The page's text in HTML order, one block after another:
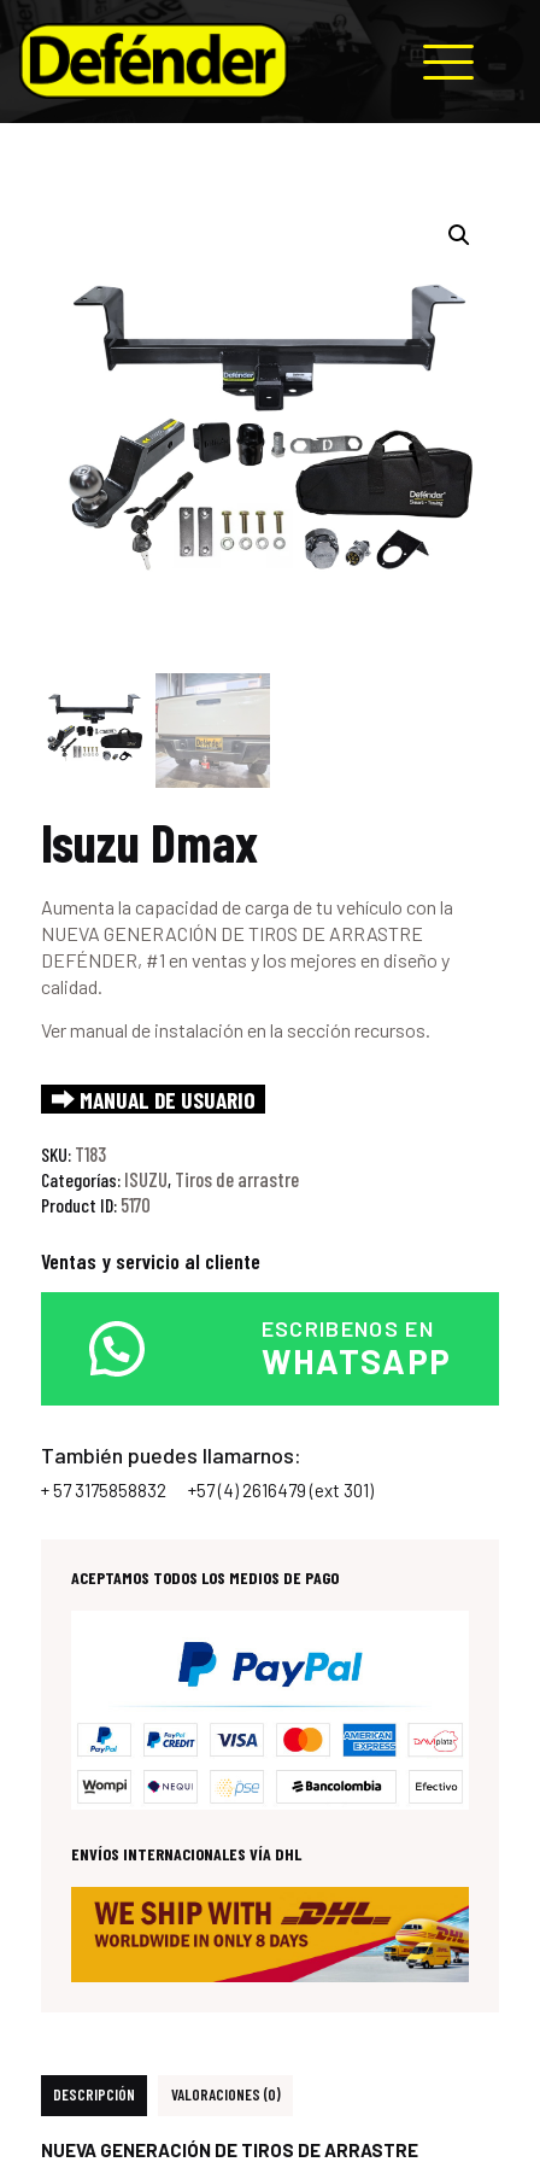
RECURSOS
BLOG
CONTACTO
Isuzu Dmax
Aumenta la capacidad de carga de tu vehículo con la
NUEVA GENERACIÓN DE TIROS DE ARRASTRE
DEFÉNDER, #1 en ventas y los mejores en diseño y
calidad.
Ver manual de instalación en la sección recursos.
⮕ MANUAL DE USUARIO
SKU: T183
Categorías: ISUZU, Tiros de arrastre
Product ID: 5170
Ventas y servicio al cliente
ESCRIBENOS EN
WHATSAPP
También puedes llamarnos:
+ 57 3175858832 +57 (4) 2616479 (ext 301)
ACEPTAMOS TODOS LOS MEDIOS DE PAGO
ENVÍOS INTERNACIONALES VÍA DHL
DESCRIPCIÓN VALORACIONES (0)
NUEVA GENERACIÓN DE TIROS DE ARRASTRE